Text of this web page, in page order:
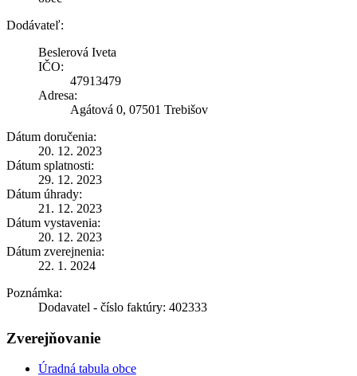
Dodávateľ:
Beslerová Iveta
IČO:
47913479
Adresa:
Agátová 0, 07501 Trebišov
Dátum doručenia:
20. 12. 2023
Dátum splatnosti:
29. 12. 2023
Dátum úhrady:
21. 12. 2023
Dátum vystavenia:
20. 12. 2023
Dátum zverejnenia:
22. 1. 2024
Poznámka:
Dodavatel - číslo faktúry: 402333
Zverejňovanie
Úradná tabula obce